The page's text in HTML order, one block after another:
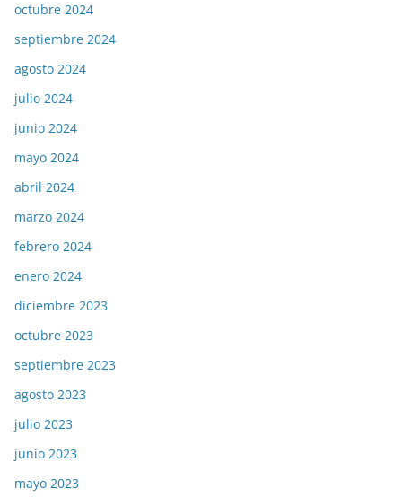
octubre 2024
septiembre 2024
agosto 2024
julio 2024
junio 2024
mayo 2024
abril 2024
marzo 2024
febrero 2024
enero 2024
diciembre 2023
octubre 2023
septiembre 2023
agosto 2023
julio 2023
junio 2023
mayo 2023